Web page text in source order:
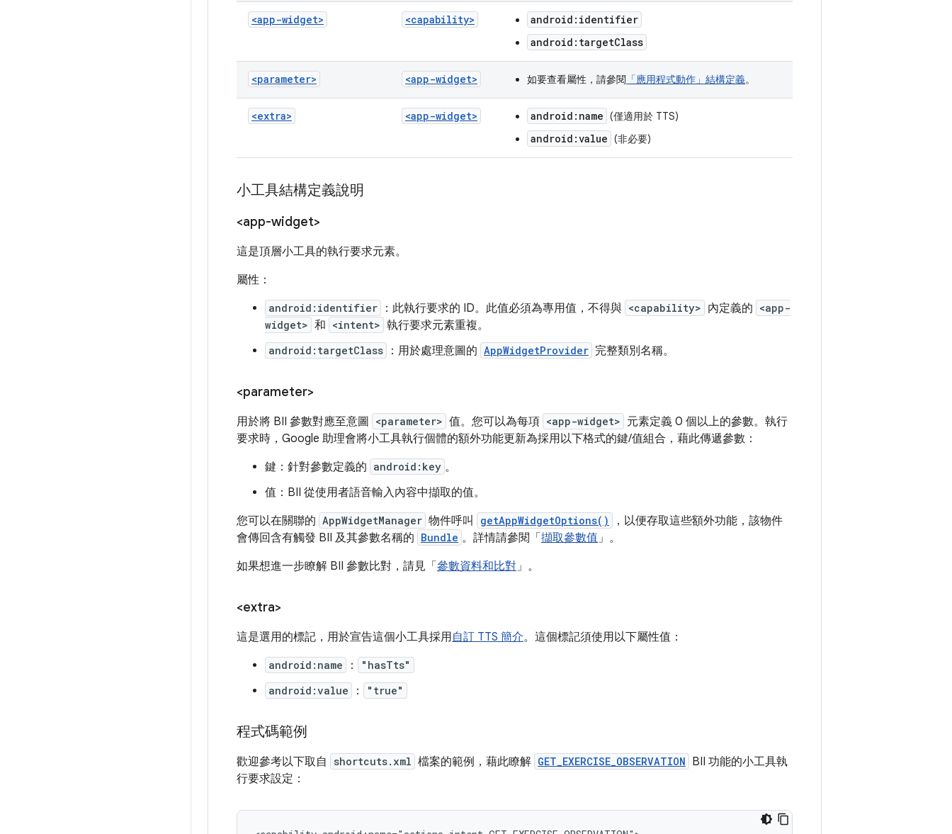
<app-widget> <capability>
android:identifier
android:targetClass
<parameter> <app-widget> 如要查看屬性，請參閱 「應用程式動作」結構定義。
<extra> <app-widget> android:name (僅適用於 TTS)
android:value (非必要)
小工具結構定義說明
<app-widget>
這是頂層小工具的執行要求元素。
屬性：
android:identifier ：此執行要求的 ID。此值必須為專用值，不得與 <capability> 內定義的 <app-
widget> 和 <intent> 執行要求元素重複。
android:targetClass ：用於處理意圖的 AppWidgetProvider 完整類別名稱。
<parameter>
用於將 BII 參數對應至意圖 <parameter> 值。您可以為每項 <app-widget> 元素定義 0 個以上的參數。執行
要求時，Google 助理會將小工具執行個體的額外功能更新為採用以下格式的鍵/值組合，藉此傳遞參數：
鍵：針對參數定義的 android:key 。
值：BII 從使用者語音輸入內容中擷取的值。
您可以在關聯的 AppWidgetManager 物件呼叫 getAppWidgetOptions()
，以便存取這些額外功能，該物件
會傳回含有觸發 BII 及其參數名稱的 Bundle 。詳情請參閱「 擷取參數值」。
如果想進一步瞭解 BII 參數比對，請見「 參數資料和比對」。
<extra>
這是選用的標記，用於宣告這個小工具採用自訂 TTS 簡介。這個標記須使用以下屬性值：
android:name ：
"hasTts"
android:value
： "true"
程式碼範例
歡迎參考以下取自 shortcuts.xml 檔案的範例，藉此瞭解 GET_EXERCISE_OBSERVATION BII 功能的小工具執
行要求設定：